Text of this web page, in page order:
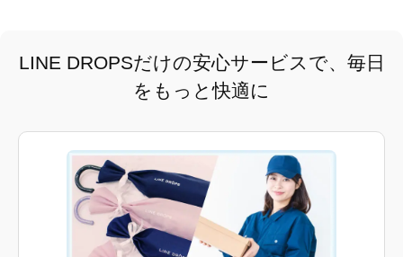
LINE DROPSだけの安心サービスで、毎日
をもっと快適に